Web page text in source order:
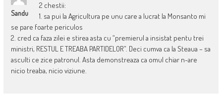
Sandu
2 chestii:
1. sa pui la Agricultura pe unu care a lucrat la Monsanto mi
se pare foarte periculos
2. cred ca faza zilei e stirea asta cu “premierul a insistat pentu trei
ministri, RESTUL E TREABA PARTIDELOR”. Deci cumva ca la Steaua – sa
asculti ce zice patronul. Asta demonstreaza ca omul chiar n-are
nicio treaba, nicio viziune.